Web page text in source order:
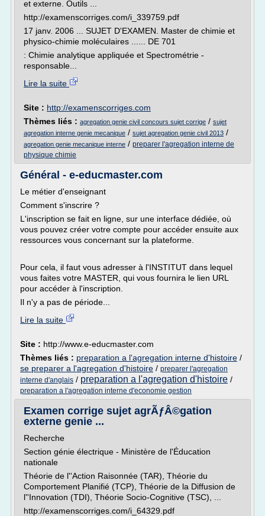
et externe. Outils ...
http://examenscorriges.com/i_339759.pdf
17 janv. 2006 ... SUJET D'EXAMEN. Master de chimie et
physico-chimie moléculaires ...... DE 701
: Chimie analytique appliquée et Spectrométrie -
responsable...
Lire la suite
Site : http://examenscorriges.com
Thèmes liés : agregation genie civil concours sujet corrige / sujet
agregation interne genie mecanique / sujet agregation genie civil 2013 /
agregation genie mecanique interne / preparer l'agregation interne de
physique chimie
Général - e-educmaster.com
Le métier d'enseignant
Comment s'inscrire ?
L'inscription se fait en ligne, sur une interface dédiée, où
vous pouvez créer votre compte pour accéder ensuite aux
ressources vous concernant sur la plateforme.
Pour cela, il faut vous adresser à l'INSTITUT dans lequel
vous faites votre MASTER, qui vous fournira le lien URL
pour accéder à l'inscription.
Il n'y a pas de période...
Lire la suite
Site : http://www.e-educmaster.com
Thèmes liés : preparation a l'agregation interne d'histoire /
se preparer a l'agregation d'histoire / preparer l'agregation
interne d'anglais / preparation a l'agregation d'histoire /
preparation a l'agregation interne d'economie gestion
Examen corrige sujet agrÃƒÂ©gation
externe genie ...
Recherche
Section génie électrique - Ministère de l'Éducation
nationale
Théorie de l''Action Raisonnée (TAR), Théorie du
Comportement Planifié (TCP), Théorie de la Diffusion de
l''Innovation (TDI), Théorie Socio-Cognitive (TSC), ...
http://examenscorriges.com/i_64329.pdf